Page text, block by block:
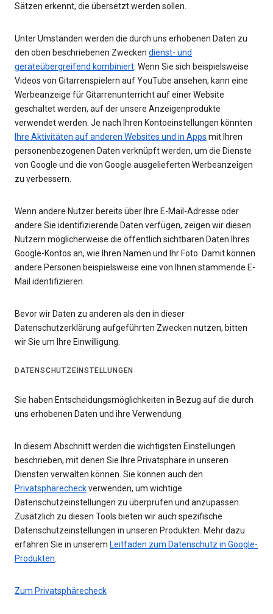
Sätzen erkennt, die übersetzt werden sollen.
Unter Umständen werden die durch uns erhobenen Daten zu
den oben beschriebenen Zwecken dienst- und
geräteübergreifend kombiniert . Wenn Sie sich beispielsweise
Videos von Gitarrenspielern auf YouTube ansehen, kann eine
Werbeanzeige für Gitarrenunterricht auf einer Website
geschaltet werden, auf der unsere Anzeigenprodukte
verwendet werden. Je nach Ihren Kontoeinstellungen könnten
Ihre Aktivitäten auf anderen Websites und in Apps mit Ihren
personenbezogenen Daten verknüpft werden, um die Dienste
von Google und die von Google ausgelieferten Werbeanzeigen
zu verbessern.
Wenn andere Nutzer bereits über Ihre E-Mail-Adresse oder
andere Sie identifizierende Daten verfügen, zeigen wir diesen
Nutzern möglicherweise die öffentlich sichtbaren Daten Ihres
Google-Kontos an, wie Ihren Namen und Ihr Foto. Damit können
andere Personen beispielsweise eine von Ihnen stammende E-
Mail identifizieren.
Bevor wir Daten zu anderen als den in dieser
Datenschutzerklärung aufgeführten Zwecken nutzen, bitten
wir Sie um Ihre Einwilligung.
DATENSCHUTZEINSTELLUNGEN
Sie haben Entscheidungsmöglichkeiten in Bezug auf die durch
uns erhobenen Daten und ihre Verwendung
In diesem Abschnitt werden die wichtigsten Einstellungen
beschrieben, mit denen Sie Ihre Privatsphäre in unseren
Diensten verwalten können. Sie können auch den
Privatsphärecheckverwenden, um wichtige
Datenschutzeinstellungen zu überprüfen und anzupassen.
Zusätzlich zu diesen Tools bieten wir auch spezifische
Datenschutzeinstellungen in unseren Produkten. Mehr dazu
erfahren Sie in unserem Leitfaden zum Datenschutz in Google-
Produkten
Zum Privatsphärecheck